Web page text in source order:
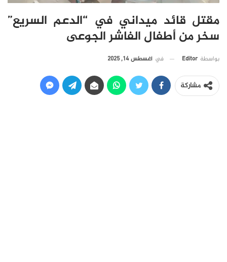
مقتل قائد ميداني في “الدعم السريع”
سخر من أطفال الفاشر الجوعى
بواسطة Editor في أغسطس 14, 2025
مشاركة